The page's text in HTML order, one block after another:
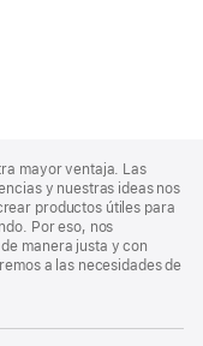
mayor ventaja. Las
y nuestras ideas nos
productos útiles para
Por eso, nos
manera justa y con
a las necesidades de